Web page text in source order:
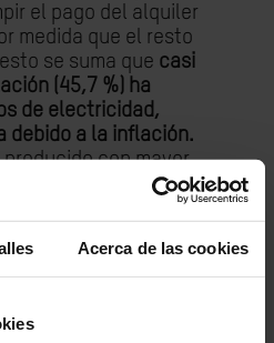
Acerca de las cookies
el pago del alquiler
medida que el resto
se suma que casi
(45,7 %) ha
de electricidad,
debido a la inflación.
con mayor
de las mujeres y,
año, más del 40 % de
a algún gasto
audífonos, no acudir a